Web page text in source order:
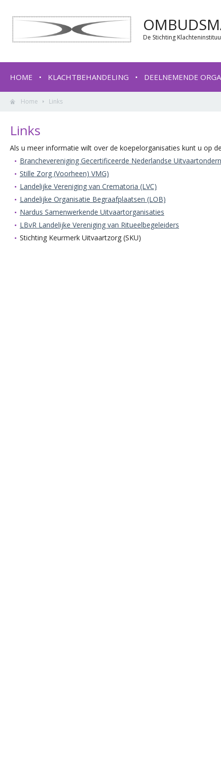
De Stichting
HOME KLACHTBEHANDELING DEELNEMENDE
Home Links
Links
Als u meer informatie wilt over de koepelorganisaties kunt u op
Branchevereniging Gecertificeerde Nederlandse
Stille Zorg (Voorheen) VMG)
Landelijke Vereniging van Crematoria (LVC)
Landelijke Organisatie Begraafplaatsen (LOB)
Nardus Samenwerkende Uitvaartorganisaties
LBvR Landelijke Vereniging van Ritueelbegeleiders
Stichting Keurmerk Uitvaartzorg (SKU)